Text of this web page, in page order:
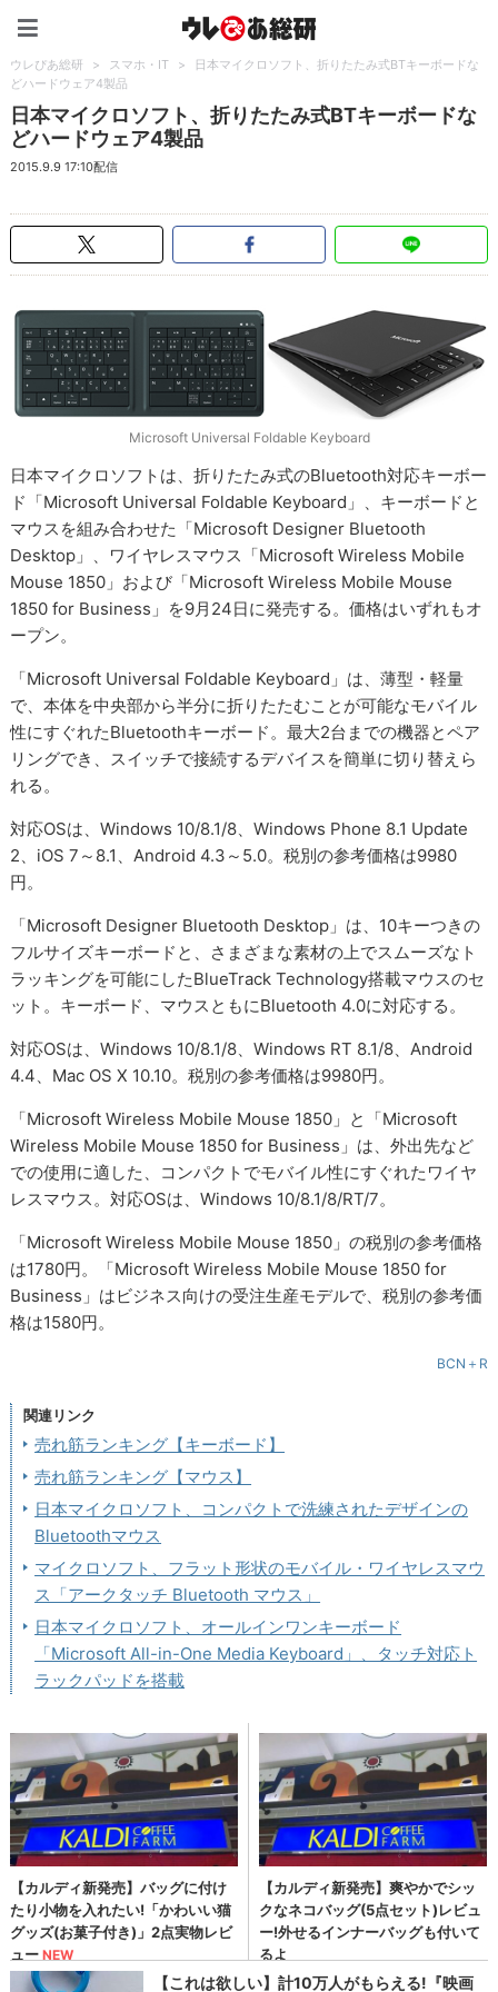
ウレぴあ総研 > スマホ・IT >
日本マイクロソフト、折りたたみ式BTキーボードな
どハードウェア4製品
日本マイクロソフト、折りたたみ式BTキーボードな
どハードウェア4製品
2015.9.9 17:10配信
Microsoft Universal Foldable Keyboard
日本マイクロソフトは、折りたたみ式のBluetooth対応キーボー
ド「Microsoft Universal Foldable Keyboard」、キーボードと
マウスを組み合わせた「Microsoft Designer Bluetooth
Desktop」、ワイヤレスマウス「Microsoft Wireless Mobile
Mouse 1850」および「Microsoft Wireless Mobile Mouse
1850 for Business」を9月24日に発売する。価格はいずれもオ
ープン。
「Microsoft Universal Foldable Keyboard」は、薄型・軽量
で、本体を中央部から半分に折りたたむことが可能なモバイル
性にすぐれたBluetoothキーボード。最大2台までの機器とペア
リングでき、スイッチで接続するデバイスを簡単に切り替えら
れる。
対応OSは、Windows 10/8.1/8、Windows Phone 8.1 Update
2、iOS 7～8.1、Android 4.3～5.0。税別の参考価格は9980
円。
「Microsoft Designer Bluetooth Desktop」は、10キーつきの
フルサイズキーボードと、さまざまな素材の上でスムーズなト
ラッキングを可能にしたBlueTrack Technology搭載マウスのセ
ット。キーボード、マウスともにBluetooth 4.0に対応する。
対応OSは、Windows 10/8.1/8、Windows RT 8.1/8、Android
4.4、Mac OS X 10.10。税別の参考価格は9980円。
「Microsoft Wireless Mobile Mouse 1850」と「Microsoft
Wireless Mobile Mouse 1850 for Business」は、外出先など
での使用に適した、コンパクトでモバイル性にすぐれたワイヤ
レスマウス。対応OSは、Windows 10/8.1/8/RT/7。
「Microsoft Wireless Mobile Mouse 1850」の税別の参考価格
は1780円。「Microsoft Wireless Mobile Mouse 1850 for
Business」はビジネス向けの受注生産モデルで、税別の参考価
格は1580円。
BCN＋R
関連リンク
売れ筋ランキング【キーボード】
売れ筋ランキング【マウス】
日本マイクロソフト、コンパクトで洗練されたデザインの
Bluetoothマウス
マイクロソフト、フラット形状のモバイル・ワイヤレスマウ
ス「アークタッチ Bluetooth マウス」
日本マイクロソフト、オールインワンキーボード
「Microsoft All-in-One Media Keyboard」、タッチ対応ト
ラックパッドを搭載